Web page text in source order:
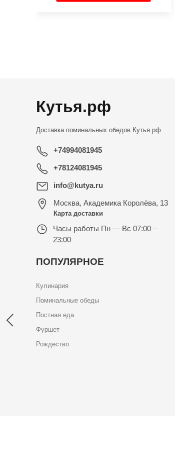
Кутья.рф
Доставка поминальных обедов Кутья.рф
+74994081945
+78124081945
info@kutya.ru
Москва, Академика Королёва, 13
Карта доставки
Часы работы Пн — Вс 07:00 –
23:00
ПОПУЛЯРНОЕ
Кулинария
Поминальные обеды
Постная еда
Фуршет
Рождество